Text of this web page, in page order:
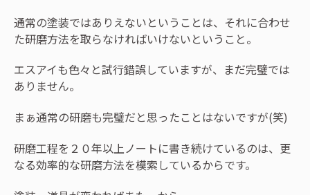
通常の塗装ではありえないということは、それに合わせ
た研磨方法を取らなければいけないということ。
エスアイも色々と試行錯誤していますが、まだ完璧では
ありません。
まぁ通常の研磨も完璧だと思ったことはないですが(笑)
研磨工程を２０年以上ノートに書き続けているのは、更
なる効率的な研磨方法を模索しているからです。